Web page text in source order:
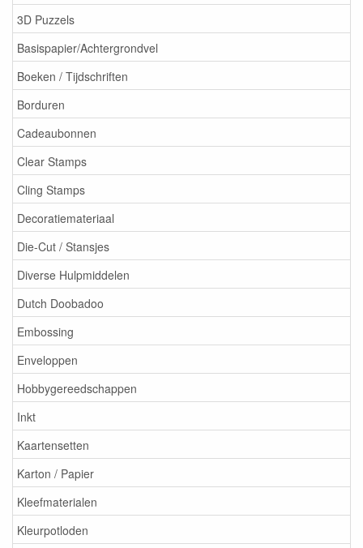
3D Puzzels
Basispapier/Achtergrondvel
Boeken / Tijdschriften
Borduren
Cadeaubonnen
Clear Stamps
Cling Stamps
Decoratiemateriaal
Die-Cut / Stansjes
Diverse Hulpmiddelen
Dutch Doobadoo
Embossing
Enveloppen
Hobbygereedschappen
Inkt
Kaartensetten
Karton / Papier
Kleefmaterialen
Kleurpotloden